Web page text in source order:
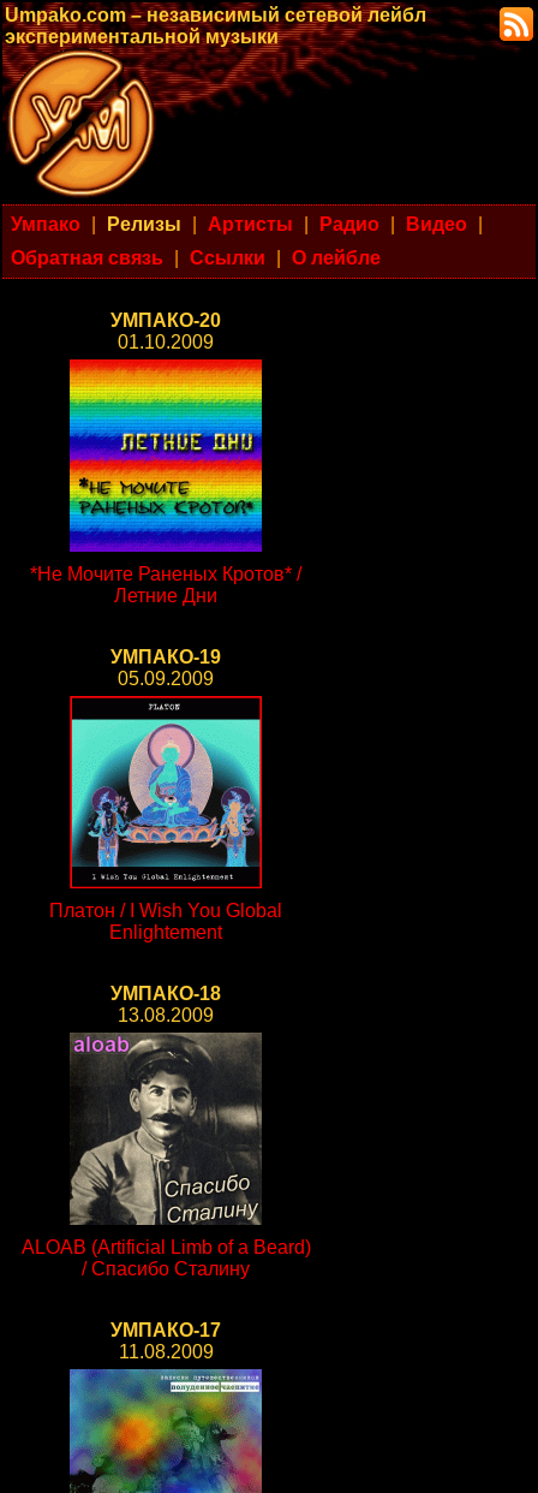
Umpako.com – независимый сетевой лейбл
экспериментальной музыки
Умпако Релизы Артисты Радио Видео
Обратная связь
Ссылки О лейбле
УМПАКО-20
01.10.2009
*Не Мочите Раненых Кротов* /
Летние Дни
УМПАКО-19
05.09.2009
Платон / I Wish You Global
Enlightement
УМПАКО-18
13.08.2009
ALOAB (Artificial Limb of a Beard)
/ Спасибо Сталину
УМПАКО-17
11.08.2009